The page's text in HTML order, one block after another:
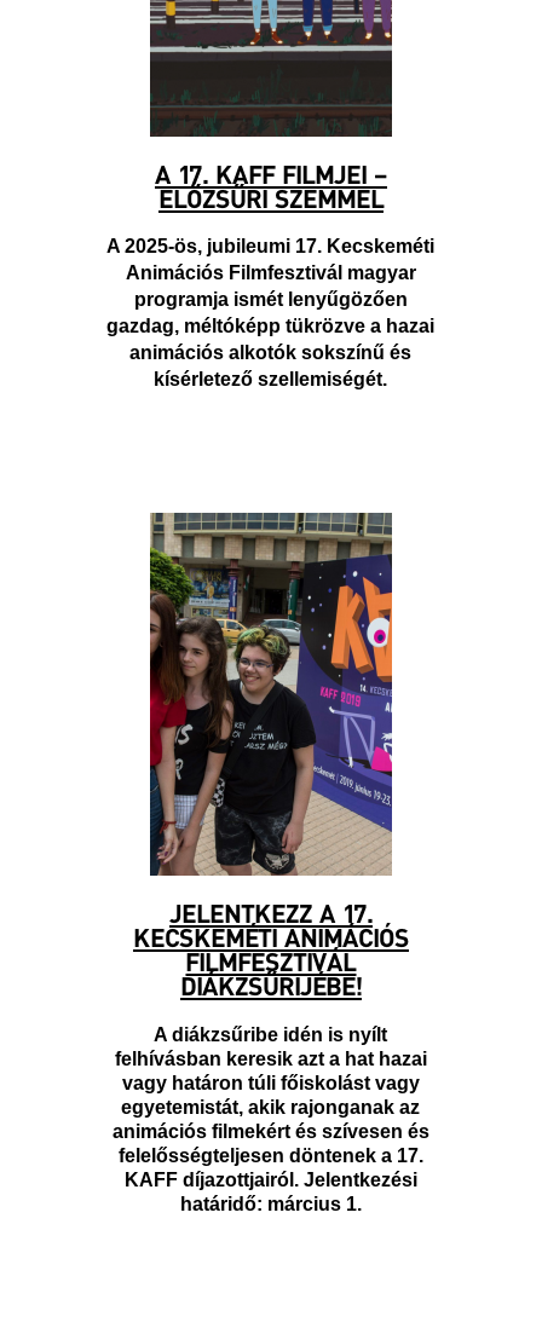
A 17. KAFF FILMJEI –
ELŐZSŰRI SZEMMEL
A 2025-ös, jubileumi 17. Kecskeméti
Animációs Filmfesztivál magyar
programja ismét lenyűgözően
gazdag, méltóképp tükrözve a hazai
animációs alkotók sokszínű és
kísérletező szellemiségét.
JELENTKEZZ A 17.
KECSKEMÉTI ANIMÁCIÓS
FILMFESZTIVÁL
DIÁKZSŰRIJÉBE!
A diákzsűribe idén is nyílt
felhívásban keresik azt a hat hazai
vagy határon túli főiskolást vagy
egyetemistát, akik rajonganak az
animációs filmekért és szívesen és
felelősségteljesen döntenek a 17.
KAFF díjazottjairól. Jelentkezési
határidő: március 1.